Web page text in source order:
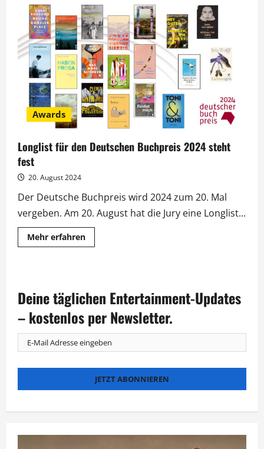
Finalisten
des
Deutschen
Buchpreises
2024
stehen
fest
Awards
Longlist für den Deutschen Buchpreis 2024 steht
fest
20. August 2024
Der Deutsche Buchpreis wird 2024 zum 20. Mal
vergeben. Am 20. August hat die Jury eine Longlist...
Mehr erfahrenMehr
Informationen
Buchpreis
2024
fest
Deine täglichen Entertainment-Updates
– kostenlos per Newsletter.